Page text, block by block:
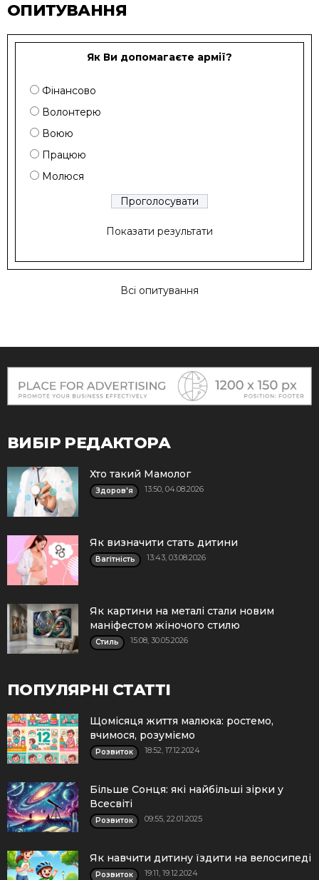
ОПИТУВАННЯ
Як Ви допомагаєте армії?
Фінансово
Волонтерю
Воюю
Працюю
Молюся
Показати результати
Всі опитування
ВИБІР РЕДАКТОРА
Хто такий Мамолог
Здоров'я 13:50, 04.08.2026
Як визначити стать дитини
Вагітність 13:43, 03.08.2026
Як картини на металі стали новим
маніфестом жіночого стилю
Стиль 15:08, 30.05.2026
ПОПУЛЯРНІ СТАТТІ
Щомісяця життя малюка: ростемо,
вчимося, розуміємо
Розвиток 18:52, 17.12.2024
Більше Сонця: які найбільші зірки у
Всесвіті
Розвиток 09:55, 22.01.2025
Як навчити дитину їздити на велосипеді
Розвиток 19:11, 19.12.2024